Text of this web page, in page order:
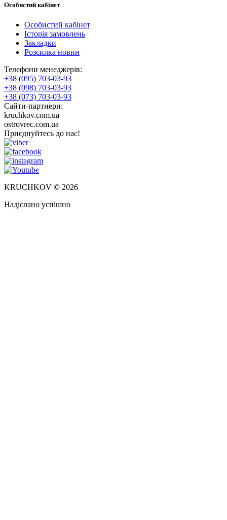
Особистий кабінет
Особистий кабінет
Історія замовлень
Закладки
Розсилка новин
Телефони менеджерів:
+38 (095) 703-03-93
+38 (098) 703-03-93
+38 (073) 703-03-93
Сайти-партнери:
kruchkov.com.ua
ostrovrec.com.ua
Приєднуйтесь до нас!
KRUCHKOV © 2026
Надіслано успішно